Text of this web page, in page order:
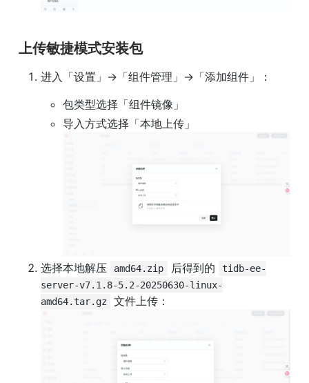
上传敏捷模式安装包
进入「设置」→「组件管理」→「添加组件」：
包类型选择「组件镜像」
选择本地解压 amd64.zip 后得到的
tidb-ee-
server-v7.1.8-5.2-20250630-linux-
amd64.tar.gz